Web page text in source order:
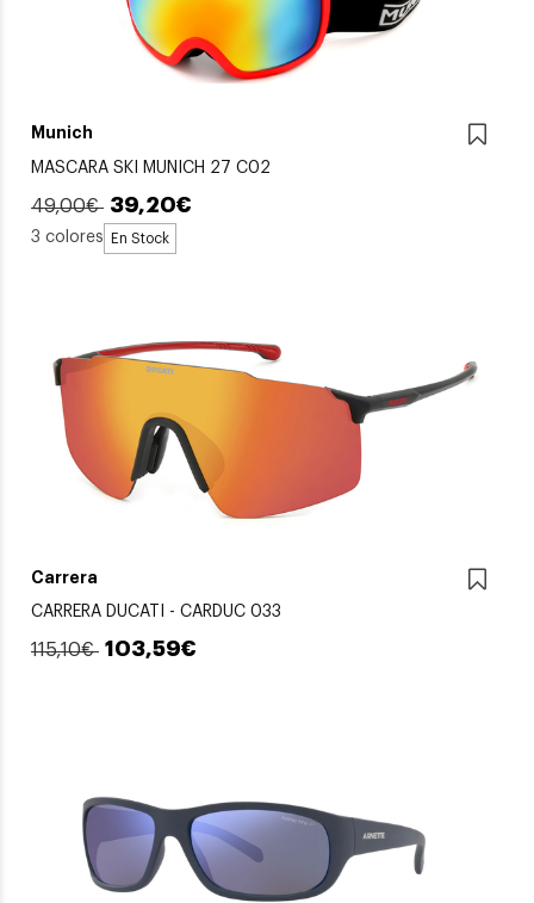
Munich
MASCARA SKI MUNICH 27 C02
49,00€ 39,20€
3 colores En Stock
Carrera
CARRERA DUCATI - CARDUC 033
115,10€ 103,59€